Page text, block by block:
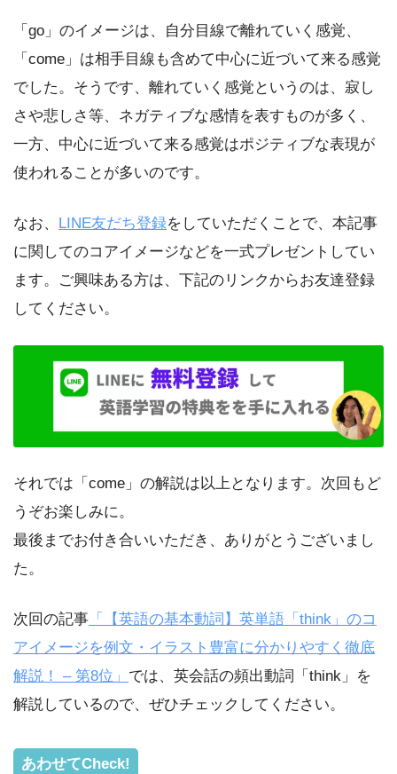
「go」のイメージは、自分目線で離れていく感覚、
「come」は相手目線も含めて中心に近づいて来る感覚
でした。そうです、離れていく感覚というのは、寂し
さや悲しさ等、ネガティブな感情を表すものが多く、
一方、中心に近づいて来る感覚はポジティブな表現が
使われることが多いのです。
なお、 LINE友だち登録をしていただくことで、本記事
に関してのコアイメージなどを一式プレゼントしてい
ます。ご興味ある方は、下記のリンクからお友達登録
してください。
それでは「come」の解説は以上となります。次回もど
うぞお楽しみに。
最後までお付き合いいただき、ありがとうございまし
た。
次回の記事 「【英語の基本動詞】英単語「think」のコ
アイメージを例文・イラスト豊富に分かりやすく徹底
解説！ – 第8位」 では、英会話の頻出動詞「think」を
解説しているので、ぜひチェックしてください。
あわせてCheck!